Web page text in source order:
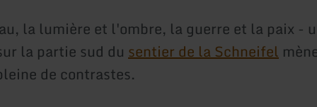
la lumière et l'ombre, la guerre et la paix -
la partie sud du sentier de la Schneifel
de contrastes.